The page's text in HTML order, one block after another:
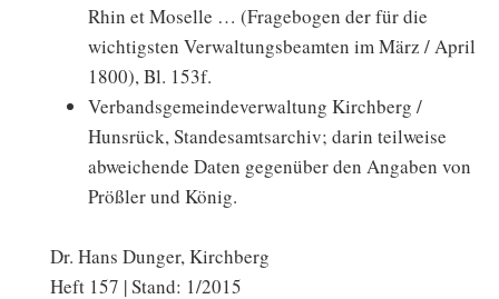
Rhin et Moselle … (Fragebogen der für die
wichtigsten Verwaltungsbeamten im März / April
1800), Bl. 153f.
Verbandsgemeindeverwaltung Kirchberg /
Hunsrück, Standesamtsarchiv; darin teilweise
abweichende Daten gegenüber den Angaben von
Prößler und König.
Dr. Hans Dunger, Kirchberg
Heft 157 | Stand: 1/2015